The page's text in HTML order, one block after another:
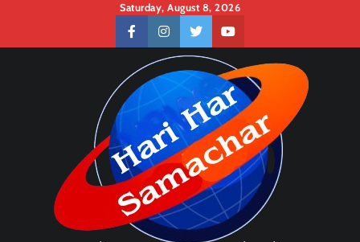
content
Saturday, August 8, 2026
facebookinstagramtwitteryoutube